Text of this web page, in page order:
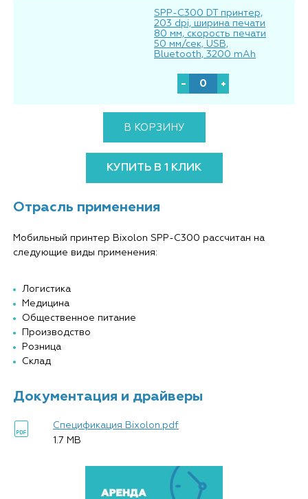
SPP-C300 DT принтер,
203 dpi, ширина печати
80 мм, скорость печати
50 мм/сек, USB,
Bluetooth, 3200 mAh
В КОРЗИНУ
КУПИТЬ В 1 КЛИК
Отрасль применения
Мобильный принтер Bixolon SPP-C300 рассчитан на
следующие виды применения:
Логистика
Медицина
Общественное питание
Производство
Розница
Склад
Документация и драйверы
Спецификация Bixolon.pdf
1.7 MB